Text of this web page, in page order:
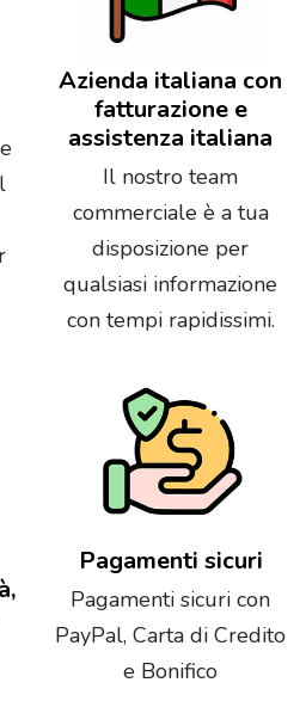
Azienda italiana con
fatturazione e
assistenza italiana
Il nostro team
commerciale è a tua
disposizione per
qualsiasi informazione
con tempi rapidissimi.
Pagamenti sicuri
Pagamenti sicuri con
PayPal, Carta di Credito
e Bonifico